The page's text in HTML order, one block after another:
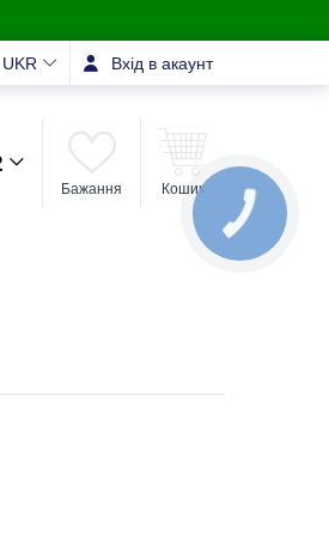
UKR Вхід в акаунт
Бажання Кошик
КНОПКА
ЗВ'ЯЗКУ